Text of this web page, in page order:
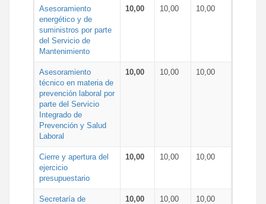
Asesoramiento
energético y de
suministros por parte
del Servicio de
Mantenimiento
10,00 10,00 10,00
Asesoramiento
técnico en materia de
prevención laboral por
parte del Servicio
Integrado de
Prevención y Salud
Laboral
10,00 10,00 10,00
Cierre y apertura del
ejercicio
presupuestario
10,00 10,00 10,00
Secretaría de
10,00 10,00 10,00